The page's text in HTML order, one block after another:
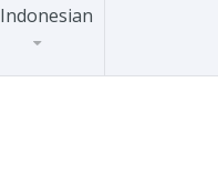
Indonesian